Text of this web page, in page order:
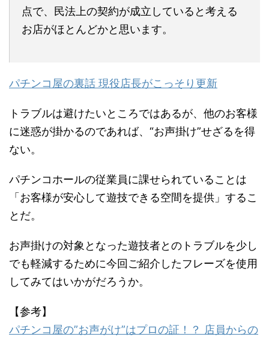
点で、民法上の契約が成立していると考える
お店がほとんどかと思います。
パチンコ屋の裏話 現役店長がこっそり更新
トラブルは避けたいところではあるが、他のお客様
に迷惑が掛かるのであれば、“お声掛け”せざるを得
ない。
パチンコホールの従業員に課せられていることは
「お客様が安心して遊技できる空間を提供」するこ
とだ。
お声掛けの対象となった遊技者とのトラブルを少し
でも軽減するために今回ご紹介したフレーズを使用
してみてはいかがだろうか。
【参考】
パチンコ屋の”お声がけ”はプロの証！？ 店員からの